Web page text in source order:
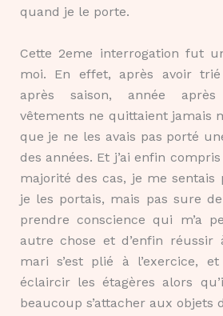
quand je le porte.
Cette 2eme interrogation fut
moi. En effet, après avoir
après saison, année
vêtements ne quittaient jamais
que je ne les avais pas porté
des années. Et j’ai enfin
majorité des cas, je me
je les portais, mais pas sure de
prendre conscience qui m’a
autre chose et d’enfin réussir
mari s’est plié à l’exercice,
éclaircir les étagères alors
beaucoup s’attacher aux objets